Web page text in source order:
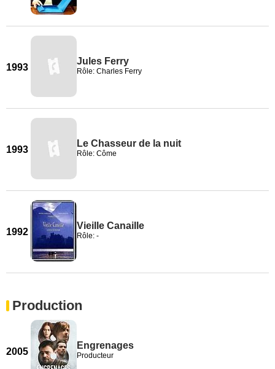
1993
Jules Ferry
Rôle: Charles Ferry
1993
Le Chasseur de la nuit
Rôle: Côme
1992
Vieille Canaille
Rôle: -
Production
2005
Engrenages
Producteur